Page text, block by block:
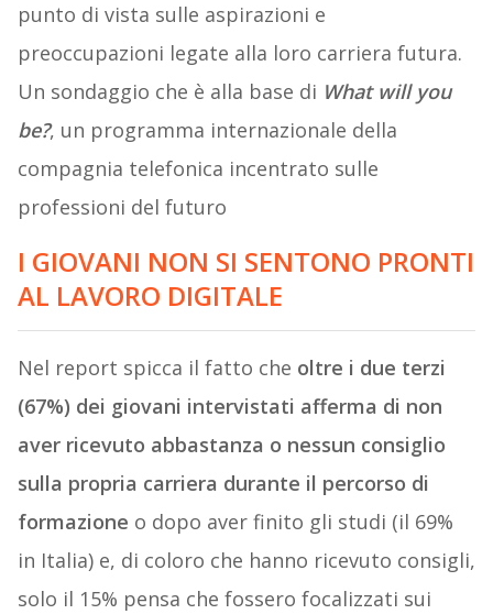
punto di vista sulle aspirazioni e
preoccupazioni legate alla loro carriera futura.
Un sondaggio che è alla base di What will you
be?, un programma internazionale della
compagnia telefonica incentrato sulle
professioni del futuro
I GIOVANI NON SI SENTONO PRONTI
AL LAVORO DIGITALE
Nel report spicca il fatto che oltre i due terzi
(67%) dei giovani intervistati afferma di non
aver ricevuto abbastanza o nessun consiglio
sulla propria carriera durante il percorso di
formazione o dopo aver finito gli studi (il 69%
in Italia) e, di coloro che hanno ricevuto consigli,
solo il 15% pensa che fossero focalizzati sui